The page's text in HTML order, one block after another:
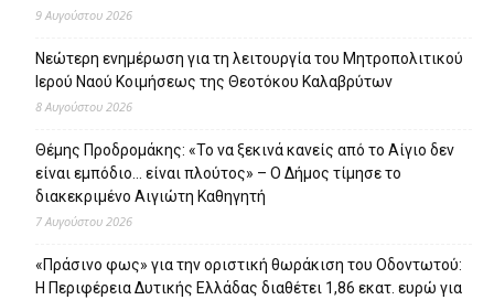
9 Αυγούστου 2026
Νεώτερη ενημέρωση για τη λειτουργία του Μητροπολιτικού
Ιερού Ναού Κοιμήσεως της Θεοτόκου Καλαβρύτων
8 Αυγούστου 2026
Θέμης Προδρομάκης: «Το να ξεκινά κανείς από το Αίγιο δεν
είναι εμπόδιο… είναι πλούτος» – O Δήμος τίμησε το
διακεκριμένο Αιγιώτη Καθηγητή
7 Αυγούστου 2026
«Πράσινο φως» για την οριστική θωράκιση του Οδοντωτού:
Η Περιφέρεια Δυτικής Ελλάδας διαθέτει 1,86 εκατ. ευρώ για